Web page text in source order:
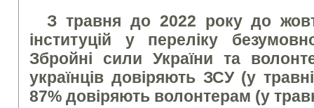
З травня до 2022 року до
інституцій у переліку
Збройні сили України та
українців довіряють ЗСУ (у
87% довіряють волонтерам (у